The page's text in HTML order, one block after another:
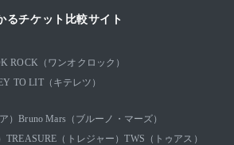
るチケット比較サイト
ROCK（ワンオクロック）
TO LIT（キテレツ）
）Bruno Mars（ブルーノ・マーズ）
TREASURE（トレジャー）TWS（トゥアス）